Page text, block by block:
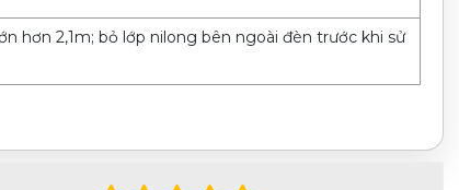
hơn 2,1m; bỏ lớp nilong bên ngoài đèn trước khi sử